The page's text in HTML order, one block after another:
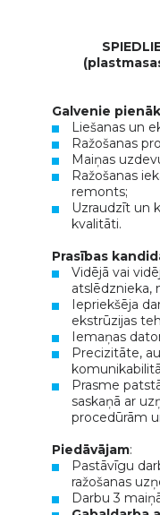
Galvenie
Liešanas un
Ražošanas
Maiņas
Ražošanas
remonts;
Uzraudzīt un
kvalitāti.
Prasības
Vidējā vai
atslēdznieka,
Iepriekšēja
ekstrūzijas
Iemaņas
Precizitāte,
Prasme
saskaņā ar
procedūrām
Piedāvājam:
Pastāvīgu
ražošanas
Darbu 3